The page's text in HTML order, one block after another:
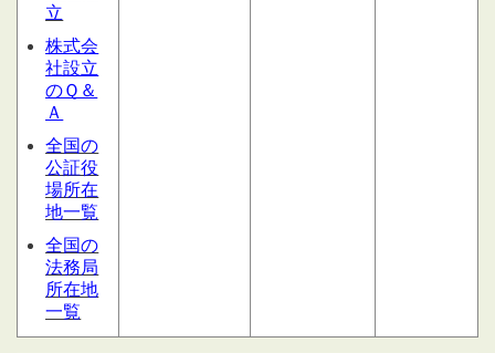
立
株式会
社設立
のＱ＆
Ａ
全国の
公証役
場所在
地一覧
全国の
法務局
所在地
一覧